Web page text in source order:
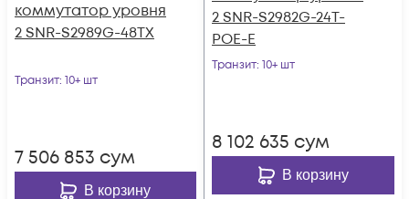
коммутатор уровня
2 SNR-S2989G-48TX
Транзит: 10+ шт
7 506 853 сум
В корзину
2 SNR-S2982G-24T-
POE-E
Транзит: 10+ шт
8 102 635 сум
В корзину